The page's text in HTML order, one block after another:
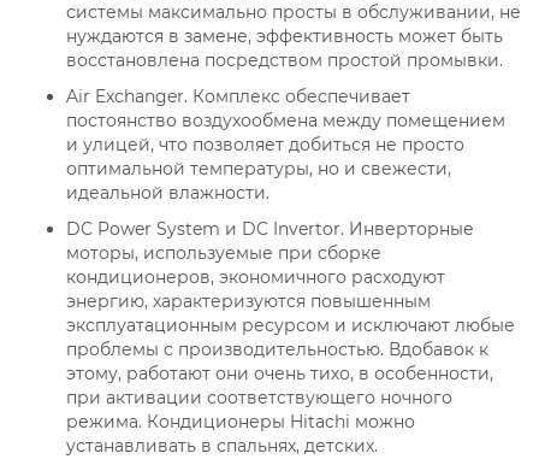
системы максимально просты в обслуживании, не
нуждаются в замене, эффективность может быть
восстановлена посредством простой промывки.
Air Exchanger. Комплекс обеспечивает
постоянство воздухообмена между помещением
и улицей, что позволяет добиться не просто
оптимальной температуры, но и свежести,
идеальной влажности.
DC Power System и DC Invertor. Инверторные
моторы, используемые при сборке
кондиционеров, экономичного расходуют
энергию, характеризуются повышенным
эксплуатационным ресурсом и исключают любые
проблемы с производительностью. Вдобавок к
этому, работают они очень тихо, в особенности,
при активации соответствующего ночного
режима. Кондиционеры Hitachi можно
устанавливать в спальнях, детских.